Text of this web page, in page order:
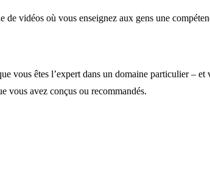
vidéos où vous enseignez aux gens une
vous êtes l’expert dans un domaine particulier –
vous avez conçus ou recommandés.